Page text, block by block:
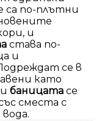
са по-плътни
и
става по-
и
се в
като
и баницата се
сместа с
вода.